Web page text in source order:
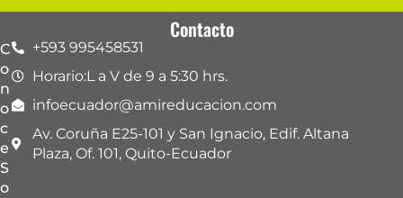
C
o
n
o
c
e
S
o
Contacto
+593 995458531
Horario:L a V de 9 a 5:30 hrs.
infoecuador@amireducacion.com
Av. Coruña E25-101 y San Ignacio, Edif. Altana
Plaza, Of. 101, Quito-Ecuador